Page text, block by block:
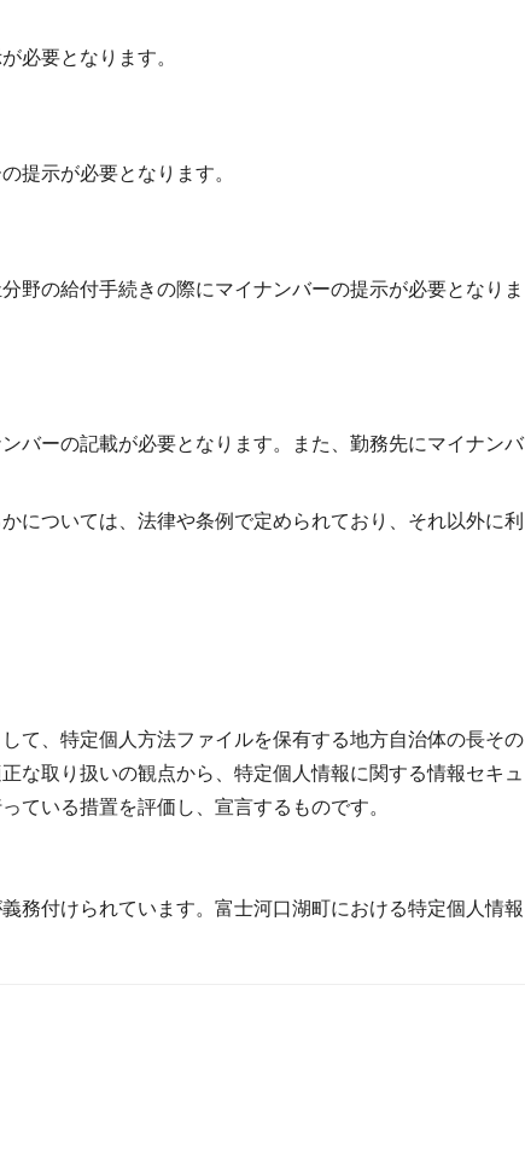
必要となります。
提示が必要となります。
野の給付手続きの際にマイナンバーの提示が必要となりま
バーの記載が必要となります。また、勤務先にマイナンバ
については、法律や条例で定められており、それ以外に利
て、特定個人方法ファイルを保有する地方自治体の長その
な取り扱いの観点から、特定個人情報に関する情報セキュ
ている措置を評価し、宣言するものです。
務付けられています。富士河口湖町における特定個人情報